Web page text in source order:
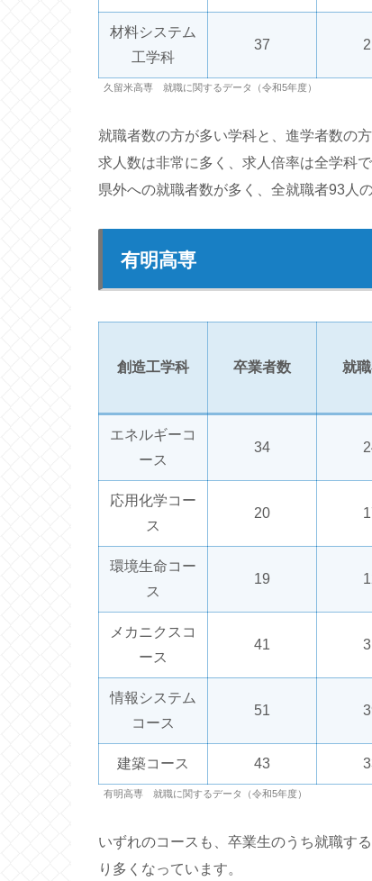
材料システム
工学科
37
久留米高専 就職に関するデータ（令和5年度）
就職者数の方が多い学科と、進学者数の
求人数は非常に多く、求人倍率は全学科
県外への就職者数が多く、全就職者93人
有明高専
創造工学科 卒業者数 就
エネルギーコ
ース
34
応用化学コー
ス
20
環境生命コー
ス
19
メカニクスコ
ース
41
情報システム
コース
51
建築コース 43
有明高専 就職に関するデータ（令和5年度）
いずれのコースも、卒業生のうち就職す
り多くなっています。